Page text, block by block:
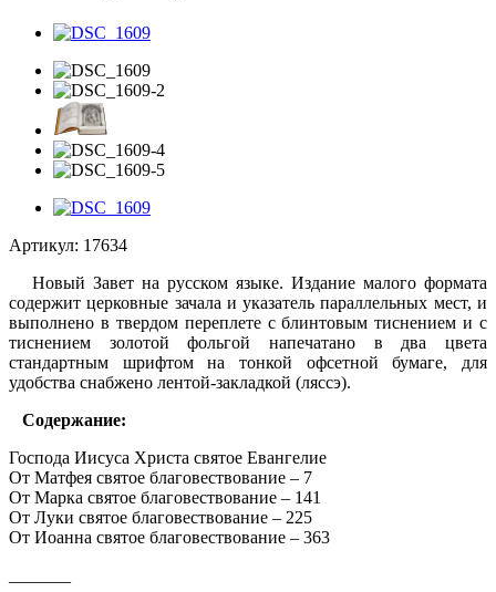
Артикул: 17634
Новый Завет на русском языке. Издание малого формата
содержит церковные зачала и указатель параллельных мест, и
выполнено в твердом переплете c блинтовым тиснением и с
тиснением золотой фольгой напечатано в два цвета
стандартным шрифтом на тонкой офсетной бумаге, для
удобства снабжено лентой-закладкой (ляссэ).
Содержание:
Господа Иисуса Христа святое Евангелие
От Матфея святое благовествование – 7
От Марка святое благовествование – 141
От Луки святое благовествование – 225
От Иоанна святое благовествование – 363